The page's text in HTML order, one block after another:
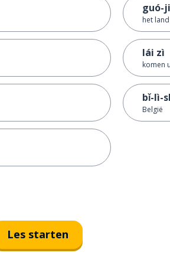
guó-
het land
lái zì
komen
bǐ-lì-
België
Les starten